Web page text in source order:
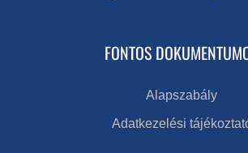
FONTOS
Alapszabály
Adatkezelési